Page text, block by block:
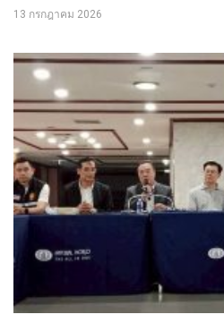
13 กรกฎาคม 2026